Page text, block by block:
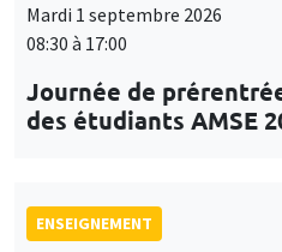
Mardi 1 septembre 2026
08:30 à 17:00
Journée de
des étudiants AMSE
ENSEIGNEMENT